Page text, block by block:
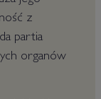
z
partia
organów